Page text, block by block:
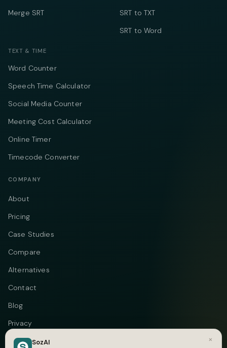
Merge SRT
SRT to TXT
SRT to Word
TEXT & TIME
Word Counter
Speech Time Calculator
Social Media Counter
Meeting Cost Calculator
Online Timer
Timecode Converter
COMPANY
About
Pricing
Case Studies
Compare
Alternatives
Contact
Blog
Privacy
Terms
×
SozAI